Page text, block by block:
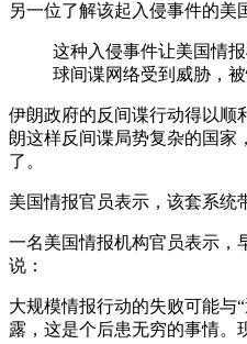
另一位了解该起入侵事件的美
这种入侵事件让美国情
球间谍网络受到威胁，被
伊朗政府的反间谍行动得以顺
朗这样反间谍局势复杂的国家
了。
美国情报官员表示，该套系统
一名美国情报机构官员表示，
说：
大规模情报行动的失败可能与
露，这是个后患无穷的事情。